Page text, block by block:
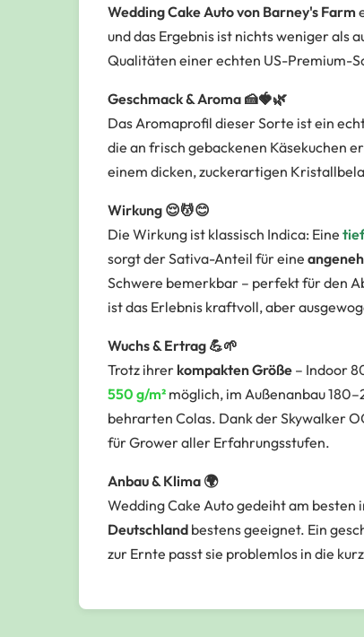
Wedding Cake Auto von Barney's Farm
und das Ergebnis ist nichts weniger als
Qualitäten einer echten US-Premium-
Geschmack & Aroma 🍰🍓🌿
Das Aromaprofil dieser Sorte ist ein
die an frisch gebackenen Käsekuchen
einem dicken, zuckerartigen
Wirkung 😌💆😊
Die Wirkung ist klassisch Indica: Eine
sorgt der Sativa-Anteil für eine
Schwere bemerkbar – perfekt für den
ist das Erlebnis kraftvoll, aber
Wuchs & Ertrag 💪🌱
Trotz ihrer kompakten Größe – Indoor
550 g/m² möglich, im Außenanbau
behrarten Colas. Dank derSkywalker
für Grower aller Erfahrungsstufen.
Anbau & Klima 🌍
Wedding Cake Auto gedeiht am besten
Deutschland bestens geeignet. Ein
zur Ernte passt sie problemlos in die